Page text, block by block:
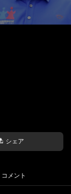
心理的サポート、
ミナルケアなどを
シェア
コメント